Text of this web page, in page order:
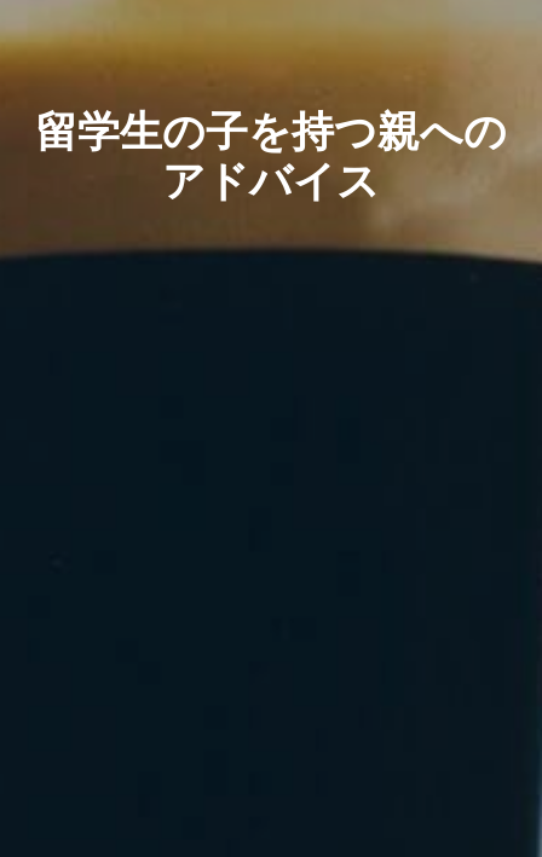
留学生の子を持つ親への
アドバイス